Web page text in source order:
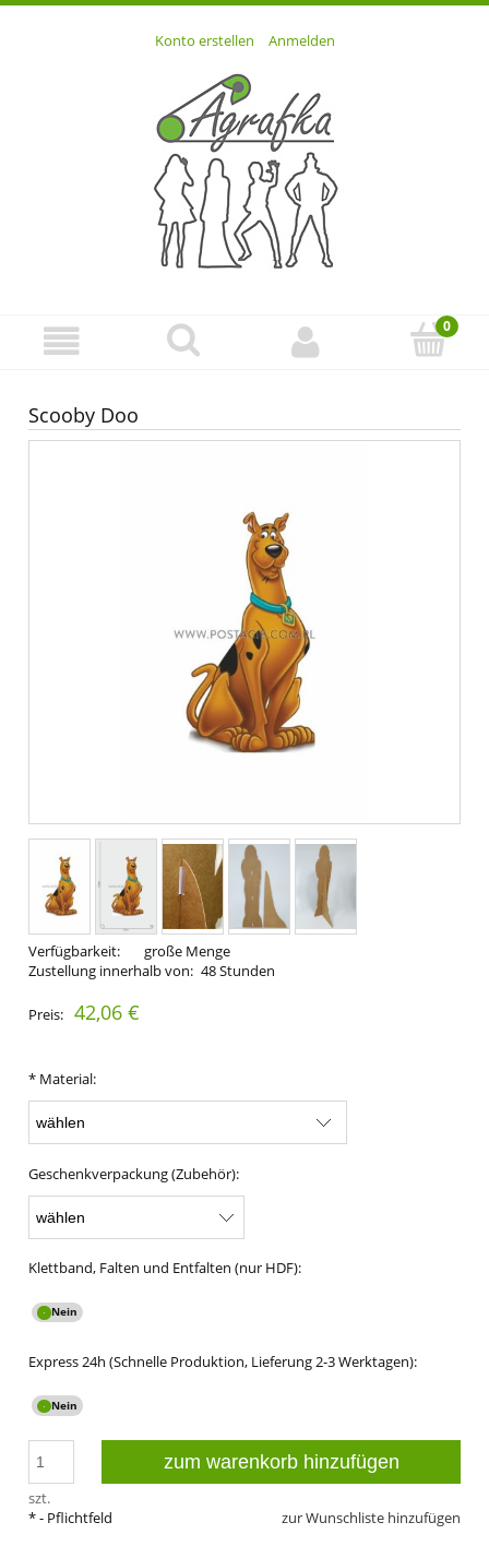
Konto erstellen Anmelden
Scooby Doo
Verfügbarkeit:
große Menge
Zustellung innerhalb von: 48 Stunden
Preis: 42,06 €
* Material:
Geschenkverpackung (Zubehör):
Klettband, Falten und Entfalten (nur HDF):
Express 24h (Schnelle Produktion, Lieferung 2-3 Werktagen):
szt.
zum warenkorb hinzufügen
zur Wunschliste hinzufügen
*- Pflichtfeld